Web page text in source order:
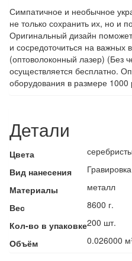
Симпатичное и необычное
не только сохранить их, но и
Оригинальный дизайн
и сосредоточиться на важных
(оптоволоконный лазер) (Без
осуществляется бесплатно.
оборудования в размере 1000
Детали
Цвета
Вид нанесения
Материалы
металл
Вес
8600 г.
Кол-во в упаковке200 шт.
Объём
0.026000